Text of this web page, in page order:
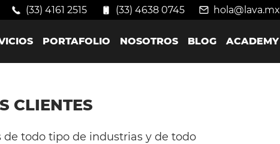
(33) 4161 2515 (33) 4638 0745 hola@lava.mx
PORTAFOLIO NOSOTROS BLOG ACADEMY
CLIENTES
todo tipo de industrias y de todo